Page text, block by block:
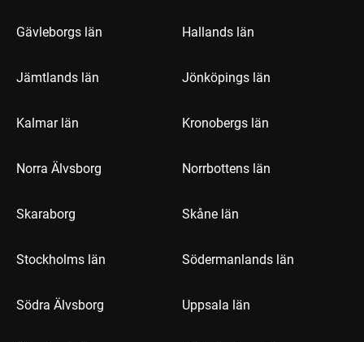
Gävleborgs län Hallands län
Jämtlands län Jönköpings län
Kalmar län Kronobergs län
Norra Älvsborg Norrbottens län
Skaraborg Skåne län
Stockholms län Södermanlands län
Södra Älvsborg Uppsala län